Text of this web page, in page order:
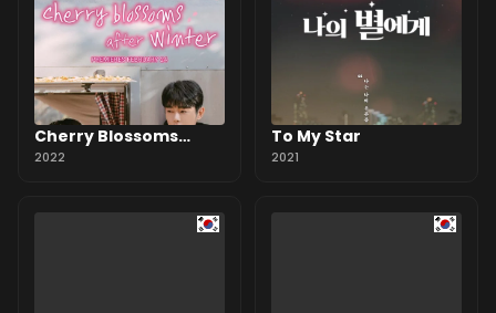
Cherry Blossoms
After Winter
2022
To My Star
2021